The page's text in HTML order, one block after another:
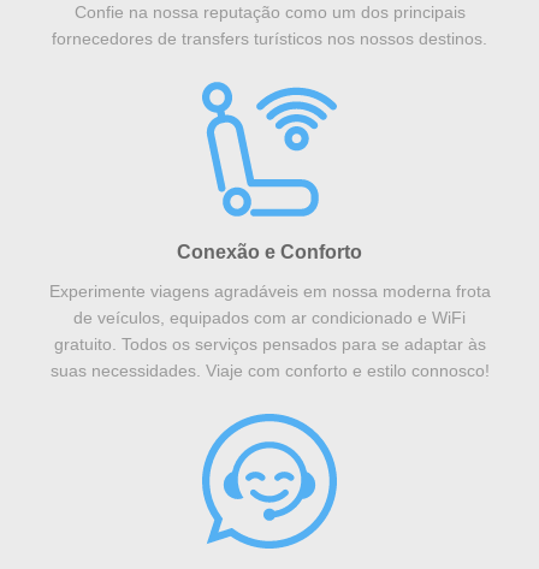
Confie na nossa reputação como um dos principais
fornecedores de transfers turísticos nos nossos destinos.
Conexão e Conforto
Experimente viagens agradáveis ​​em nossa moderna frota
de veículos, equipados com ar condicionado e WiFi
gratuito. Todos os serviços pensados ​​para se adaptar às
suas necessidades. Viaje com conforto e estilo connosco!